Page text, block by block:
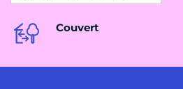
Couvert